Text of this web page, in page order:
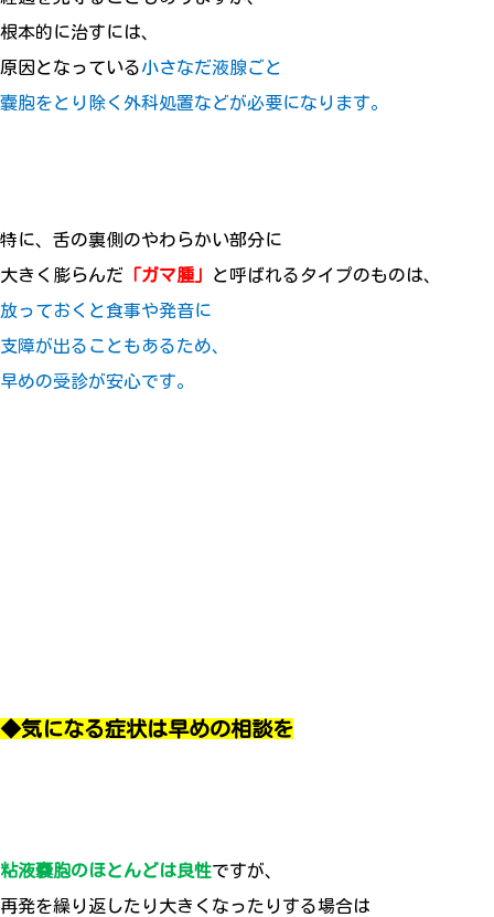
根本的に治すには、
原因となっている小さなだ液腺ごと
嚢胞をとり除く外科処置などが必要になります。
特に、舌の裏側のやわらかい部分に
大きく膨らんだ 「ガマ腫」
と呼ばれるタイプのものは、
放っておくと食事や発音に
支障が出ることもあるため、
早めの受診が安心です。
◆気になる症状は早めの相談を
粘液嚢胞のほとんどは良性ですが、
再発を繰り返したり大きくなったりする場合は